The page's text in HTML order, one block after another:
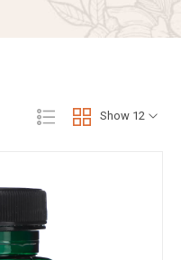
Show 12